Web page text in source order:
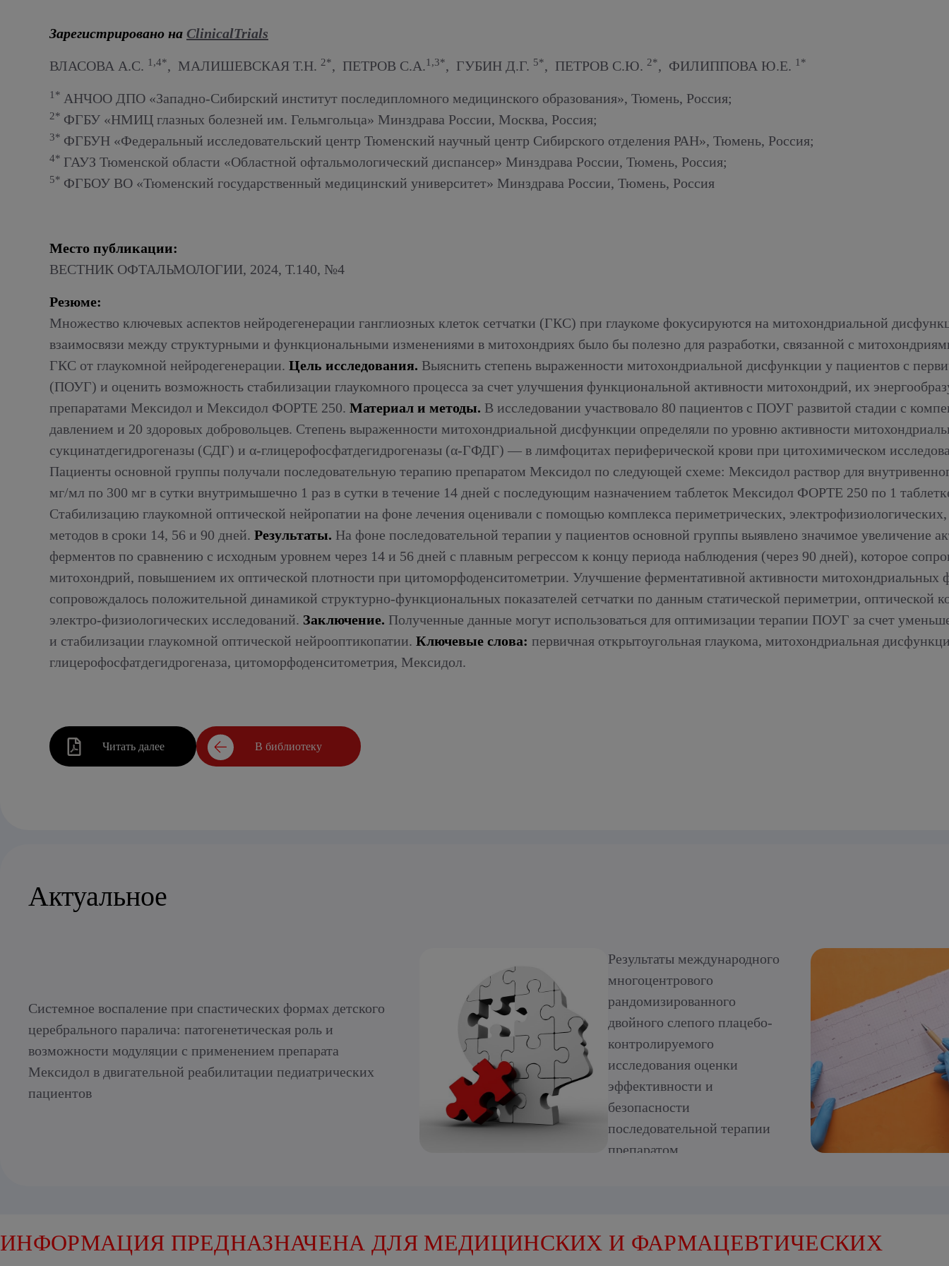
Зарегистрировано на ClinicalTrials
ВЛАСОВА А.С. 1,4*, МАЛИШЕВСКАЯ Т.Н. 2*, ПЕТРОВ С.А.1,3*, ГУБИН Д.Г. 5*, ПЕТРОВ С.Ю. 2*, ФИЛИППОВА Ю.Е. 1*
1* АНЧОО ДПО «Западно-Сибирский институт последипломного медицинского образования», Тюмень, Россия;
2* ФГБУ «НМИЦ глазных болезней им. Гельмгольца» Минздрава России, Москва, Россия;
3* ФГБУН «Федеральный исследовательский центр Тюменский научный центр Сибирского отделения РАН», Тюмень, Россия;
4* ГАУЗ Тюменской области «Областной офтальмологический диспансер» Минздрава России, Тюмень, Россия;
5* ФГБОУ ВО «Тюменский государственный медицинский университет» Минздрава России, Тюмень, Россия
Место публикации:
ВЕСТНИК ОФТАЛЬМОЛОГИИ, 2024, Т.140, №4
Резюме:
Множество ключевых аспектов нейродегенерации ганглиозных клеток сетчатки (ГКС) при глаукоме фокусируются на митохондриальной
взаимосвязи между структурными и функциональными изменениями в митохондриях было бы полезно для разработки, связанной с
ГКС от глаукомной нейродегенерации. Цель исследования. Выяснить степень выраженности митохондриальной дисфункции у пациентов с
(ПОУГ) и оценить возможность стабилизации глаукомного процесса за счет улучшения функциональной активности митохондрий, их
препаратами Мексидол и Мексидол ФОРТЕ 250. Материал и методы. В исследовании участвовало 80 пациентов с ПОУГ развитой стадии с
давлением и 20 здоровых добровольцев. Степень выраженности митохондриальной дисфункции определяли по уровню активности
сукцинатдегидрогеназы (СДГ) и α-глицерофосфатдегидрогеназы (α-ГФДГ) — в лимфоцитах периферической крови при цитохимическом
Пациенты основной группы получали последовательную терапию препаратом Мексидол по следующей схеме: Мексидол раствор для
мг/мл по 300 мг в сутки внутримышечно 1 раз в сутки в течение 14 дней с последующим назначением таблеток Мексидол ФОРТЕ 250 по 1
Стабилизацию глаукомной оптической нейропатии на фоне лечения оценивали с помощью комплекса периметрических,
методов в сроки 14, 56 и 90 дней. Результаты. На фоне последовательной терапии у пациентов основной группы выявлено значимое увеличение
ферментов по сравнению с исходным уровнем через 14 и 56 дней с плавным регрессом к концу периода наблюдения (через 90 дней), которое
митохондрий, повышением их оптической плотности при цитоморфоденситометрии. Улучшение ферментативной активности митохондриальных
сопровождалось положительной динамикой структурно-функциональных показателей сетчатки по данным статической периметрии, оптической
электро-физиологических исследований. Заключение. Полученные данные могут использоваться для оптимизации терапии ПОУГ за счет
и стабилизации глаукомной оптической нейрооптикопатии. Ключевые слова: первичная открытоугольная глаукома, митохондриальная
глицерофосфатдегидрогеназа, цитоморфоденситометрия, Мексидол.
Читать далее В библиотеку
Актуальное
Системное воспаление при спастических формах детского
церебрального паралича: патогенетическая роль и
возможности модуляции с применением препарата
Мексидол в двигательной реабилитации педиатрических
пациентов
Результаты международного
многоцентрового
рандомизированного
двойного слепого плацебо-
контролируемого
исследования оценки
эффективности и
безопасности
последовательной терапии
препаратом
восстановительном периодах
ишемического инсульта
ИНФОРМАЦИЯ ПРЕДНАЗНАЧЕНА ДЛЯ МЕДИЦИНСКИХ И ФАРМАЦЕВТИЧЕСКИХ